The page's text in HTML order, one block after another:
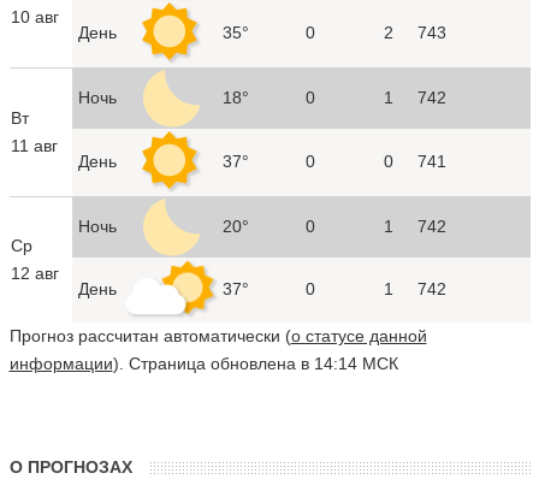
10 авг
День 35° 0 2 743
Вт
11 авг
Ночь 18° 0 1 742
День 37° 0 0 741
Ср
12 авг
Ночь 20° 0 1 742
День 37° 0 1 742
Прогноз рассчитан автоматически (о статусе данной
информации). Страница обновлена в 14:14 МСК
О ПРОГНОЗАХ